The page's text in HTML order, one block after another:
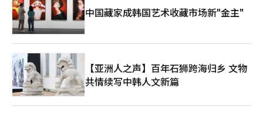
中国藏家成韩国艺术收藏市场新"金主"
【亚洲人之声】百年石狮跨海归乡 文物
共情续写中韩人文新篇